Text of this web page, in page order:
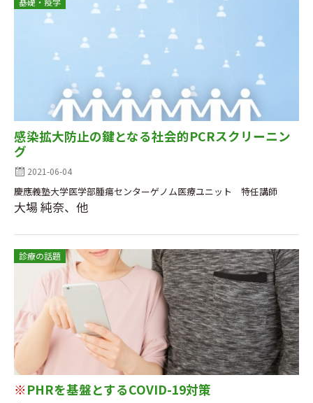
感染拡大防止の鍵となる社会的PCRスクリーニン
グ
2021-06-04
慶應義塾大学医学部腫瘍センターゲノム医療ユニット 特任講師
大場 純奈、他
診療の話題
※ PHRを基盤とするCOVID-19対策